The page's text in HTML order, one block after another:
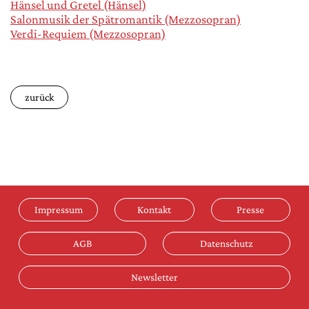
Hänsel und Gretel (Hänsel)
Salonmusik der Spätromantik (Mezzosopran)
Verdi-Requiem (Mezzosopran)
zurück
Impressum Kontakt Presse
AGB Datenschutz
Newsletter